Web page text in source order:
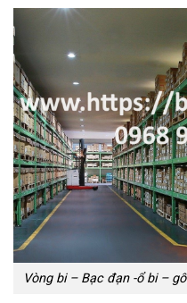
Vòng bi – Bạc đạn -ổ bi –